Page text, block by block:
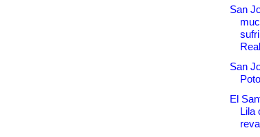
San
San
El
Lila